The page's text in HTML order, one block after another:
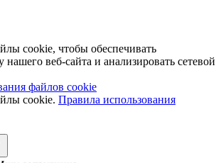
cookie, чтобы обеспечивать
веб-сайта и анализировать сетевой
файлов cookie
cookie. Правила использования